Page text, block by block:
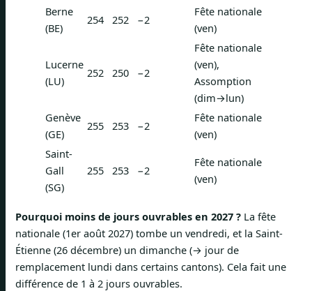
Berne
(BE)
254 252 −2
Fête nationale
(ven)
Lucerne
(LU)
252 250 −2
Fête nationale
(ven),
Assomption
(dim→lun)
Genève
(GE)
255 253 −2
Fête nationale
(ven)
Saint-
Gall
(SG)
255 253 −2
Fête nationale
(ven)
Pourquoi moins de jours ouvrables en 2027 ? La fête
nationale (1er août 2027) tombe un vendredi, et la Saint-
Étienne (26 décembre) un dimanche (→ jour de
remplacement lundi dans certains cantons). Cela fait une
différence de 1 à 2 jours ouvrables.